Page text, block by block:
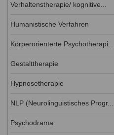
Verhaltenstherapie/ kognitive...
Humanistische Verfahren
Körperorienterte Psychotherapi...
Gestalttherapie
Hypnosetherapie
NLP (Neurolinguistisches Progr...
Psychodrama